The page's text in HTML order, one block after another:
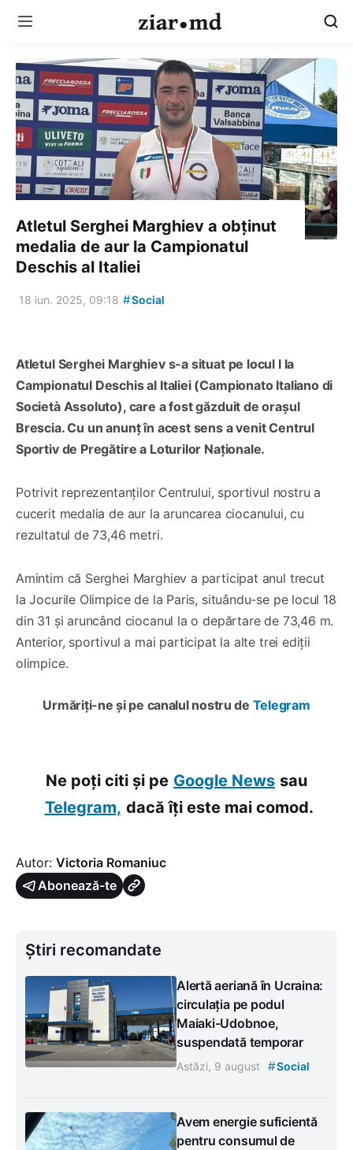
Atletul Serghei Marghiev a obținut
medalia de aur la Campionatul
Deschis al Italiei
18 iun. 2025, 09:18 #Social
Atletul Serghei Marghiev s-a situat pe locul I la
Campionatul Deschis al Italiei (Campionato Italiano di
Società Assoluto), care a fost găzduit de orașul
Brescia. Cu un anunț în acest sens a venit Centrul
Sportiv de Pregătire a Loturilor Naționale.
Potrivit reprezentanților Centrului, sportivul nostru a
cucerit medalia de aur la aruncarea ciocanului, cu
rezultatul de 73,46 metri.
Amintim că Serghei Marghiev a participat anul trecut
la Jocurile Olimpice de la Paris, situându-se pe locul 18
din 31 și aruncând ciocanul la o depărtare de 73,46 m.
Anterior, sportivul a mai participat la alte trei ediții
olimpice.
Urmăriți-ne și pe canalul nostru de Telegram
Ne poți citi și pe Google News sau
Telegram, dacă îți este mai comod.
Autor: Victoria Romaniuc
Abonează-te
Știri recomandate
Alertă aeriană în Ucraina:
circulația pe podul
Maiaki-Udobnoe,
suspendată temporar
Astăzi, 9 august #Social
Avem energie suficientă
pentru consumul de